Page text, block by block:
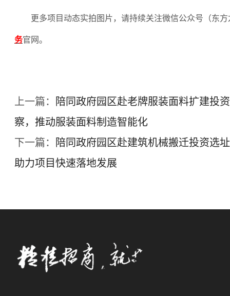
更多项目动态实拍图片，请持续关注微信公众号（东
务官网。
上一篇：
陪同政府园区赴老牌服装面料扩建投
察，推动服装面料制造智能化
下一篇：
陪同政府园区赴建筑机械搬迁投资选
助力项目快速落地发展